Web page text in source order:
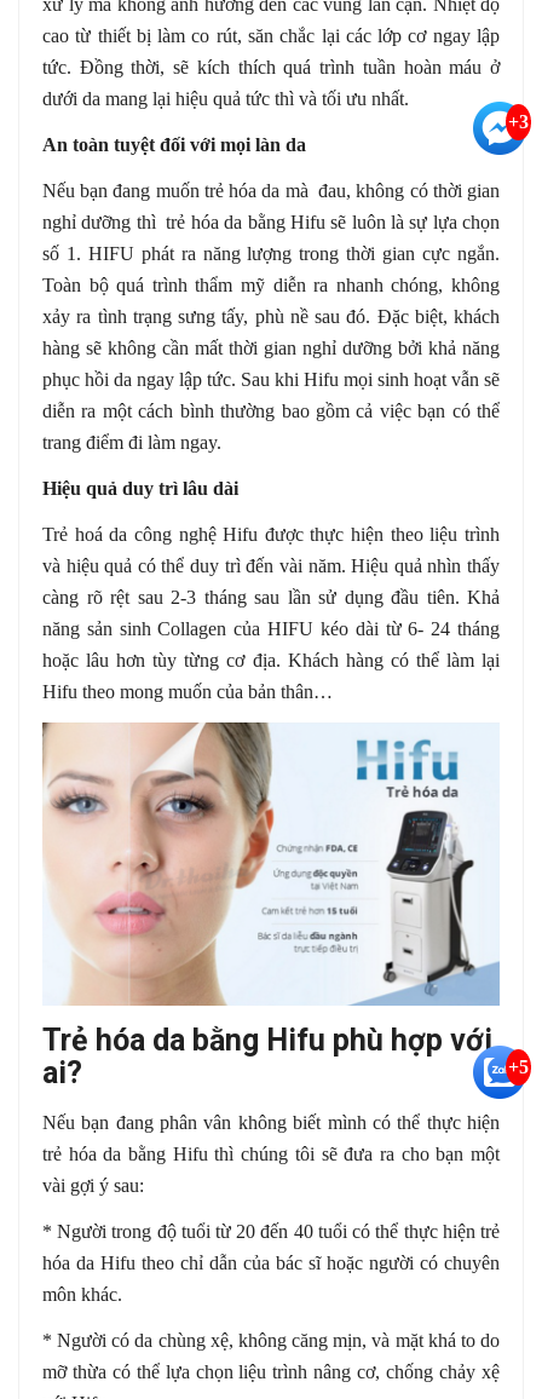
xử lý mà không ảnh hưởng đến các vùng lân cận. Nhiệt độ
cao từ thiết bị làm co rút, săn chắc lại các lớp cơ ngay lập
tức. Đồng thời, sẽ kích thích quá trình tuần hoàn máu ở
dưới da mang lại hiệu quả tức thì và tối ưu nhất.
An toàn tuyệt đối với mọi làn da
Nếu bạn đang muốn trẻ hóa da mà đau, không có thời gian
nghỉ dưỡng thì trẻ hóa da bằng Hifu sẽ luôn là sự lựa chọn
số 1. HIFU phát ra năng lượng trong thời gian cực ngắn.
Toàn bộ quá trình thẩm mỹ diễn ra nhanh chóng, không
xảy ra tình trạng sưng tấy, phù nề sau đó. Đặc biệt, khách
hàng sẽ không cần mất thời gian nghỉ dưỡng bởi khả năng
phục hồi da ngay lập tức. Sau khi Hifu mọi sinh hoạt vẫn sẽ
diễn ra một cách bình thường bao gồm cả việc bạn có thể
trang điểm đi làm ngay.
Hiệu quả duy trì lâu dài
Trẻ hoá da công nghệ Hifu được thực hiện theo liệu trình
và hiệu quả có thể duy trì đến vài năm. Hiệu quả nhìn thấy
càng rõ rệt sau 2-3 tháng sau lần sử dụng đầu tiên. Khả
năng sản sinh Collagen của HIFU kéo dài từ 6- 24 tháng
hoặc lâu hơn tùy từng cơ địa. Khách hàng có thể làm lại
Hifu theo mong muốn của bản thân…
Trẻ hóa da bằng Hifu phù hợp với
ai?
Nếu bạn đang phân vân không biết mình có thể thực hiện
trẻ hóa da bằng Hifu thì chúng tôi sẽ đưa ra cho bạn một
vài gợi ý sau:
* Người trong độ tuổi từ 20 đến 40 tuổi có thể thực hiện trẻ
hóa da Hifu theo chỉ dẫn của bác sĩ hoặc người có chuyên
môn khác.
* Người có da chùng xệ, không căng mịn, và mặt khá to do
mỡ thừa có thể lựa chọn liệu trình nâng cơ, chống chảy xệ
+3
+5